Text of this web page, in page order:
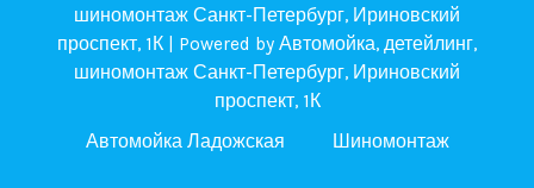
шиномонтаж Санкт-Петербург, Ириновский
проспект, 1К | Powered by Автомойка, детейлинг,
шиномонтаж Санкт-Петербург, Ириновский
проспект, 1К
Автомойка Ладожская
Шиномонтаж